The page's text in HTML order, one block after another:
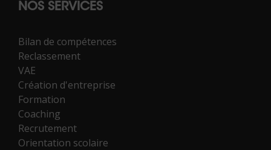
NOS SERVICES
Bilan de compétences
Reclassement
VAE
Création d'entreprise
Formation
Coaching
Recrutement
Orientation scolaire